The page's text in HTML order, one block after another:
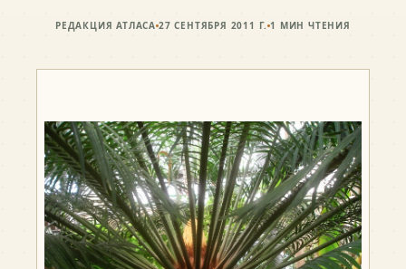
РЕДАКЦИЯ АТЛАСА 27 СЕНТЯБРЯ 2011 Г. 1 МИН ЧТЕНИЯ